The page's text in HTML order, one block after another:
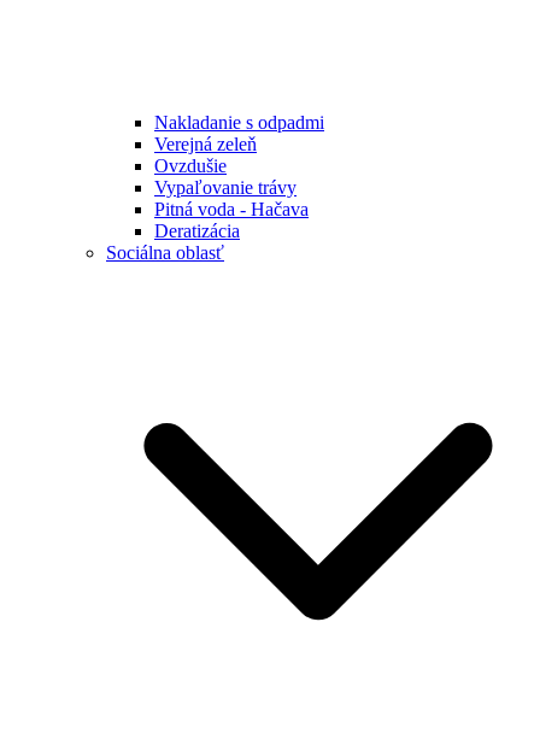
Nakladanie s odpadmi
Verejná zeleň
Ovzdušie
Vypaľovanie trávy
Pitná voda - Hačava
Deratizácia
Sociálna oblasť